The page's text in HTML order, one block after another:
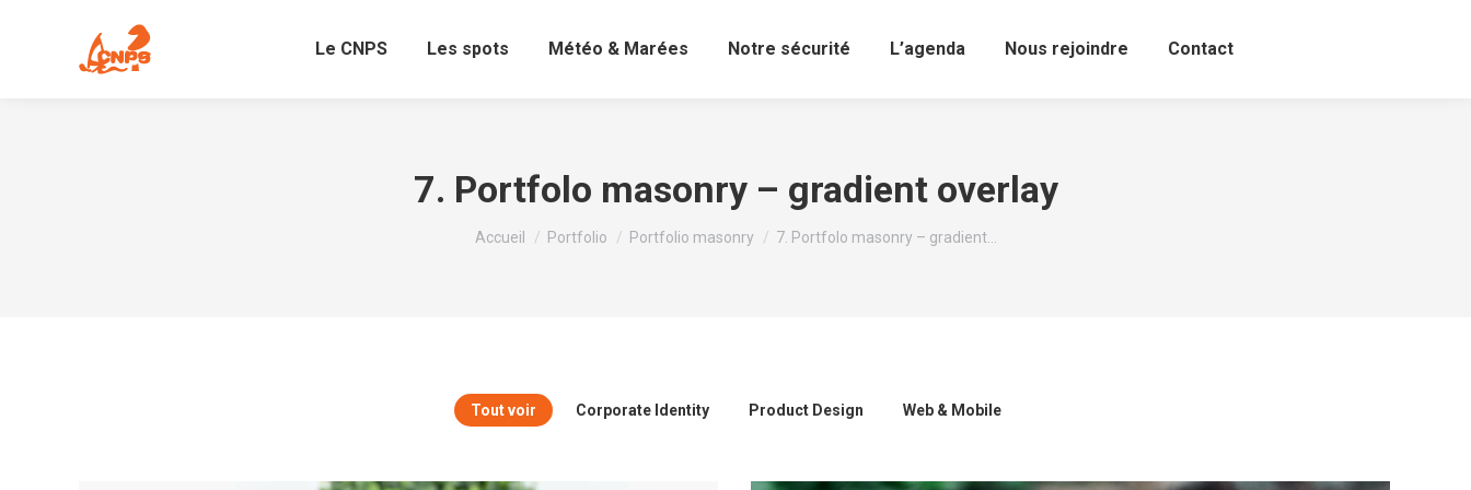
Le CNPS Les spots Météo & Marées Notre sécurité L’agenda Nous rejoindre Contact
7. Portfolo masonry – gradient overlay
Vous êtes ici :
Accueil Portfolio Portfolio masonry 7. Portfolo masonry – gradient…
Tout voir Corporate Identity Product Design Web & Mobile